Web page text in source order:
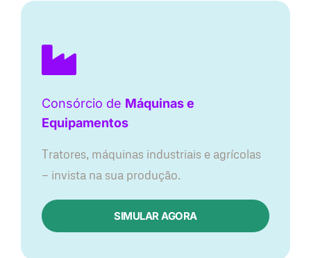
Consórcio de Máquinas e
Equipamentos
Tratores, máquinas industriais e agrícolas
— invista na sua produção.
SIMULAR AGORA